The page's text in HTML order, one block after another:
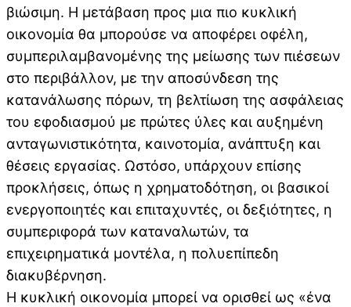
βιώσιμη. Η μετάβαση προς μια πιο κυκλική
οικονομία θα μπορούσε να αποφέρει οφέλη,
συμπεριλαμβανομένης της μείωσης των πιέσεων
στο περιβάλλον, με την αποσύνδεση της
κατανάλωσης πόρων, τη βελτίωση της ασφάλειας
του εφοδιασμού με πρώτες ύλες και αυξημένη
ανταγωνιστικότητα, καινοτομία, ανάπτυξη και
θέσεις εργασίας. Ωστόσο, υπάρχουν επίσης
προκλήσεις, όπως η χρηματοδότηση, οι βασικοί
ενεργοποιητές και επιταχυντές, οι δεξιότητες, η
συμπεριφορά των καταναλωτών, τα
επιχειρηματικά μοντέλα, η πολυεπίπεδη
διακυβέρνηση.
Η κυκλική οικονομία μπορεί να ορισθεί ως «ένα